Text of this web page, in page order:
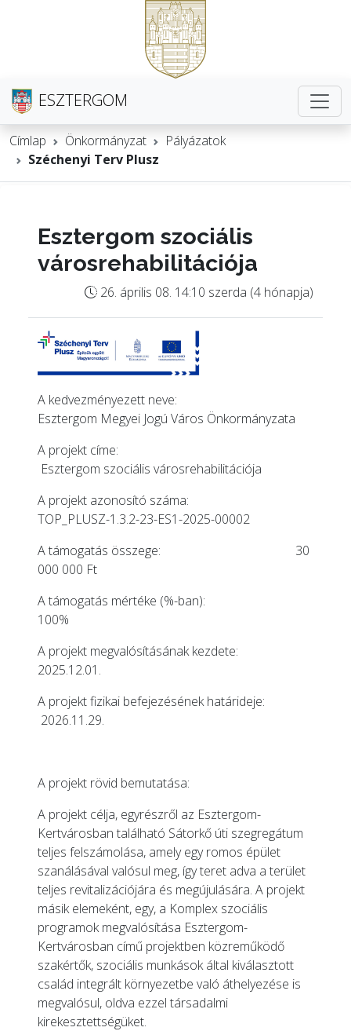
ESZTERGOM
Címlap Önkormányzat
Pályázatok
Széchenyi Terv Plusz
Esztergom szociális
városrehabilitációja
26. április 08. 14:10 szerda (4 hónapja)
A kedvezményezett neve:
Esztergom Megyei Jogú Város Önkormányzata
A projekt címe:
Esztergom szociális városrehabilitációja
A projekt azonosító száma:
TOP_PLUSZ-1.3.2-23-ES1-2025-00002
A támogatás összege: 30
000 000 Ft
A támogatás mértéke (%-ban):
100%
A projekt megvalósításának kezdete:
2025.12.01.
A projekt fizikai befejezésének határideje:
2026.11.29.
A projekt rövid bemutatása:
A projekt célja, egyrészről az Esztergom-
Kertvárosban található Sátorkő úti szegregátum
teljes felszámolása, amely egy romos épület
szanálásával valósul meg, így teret adva a terület
teljes revitalizációjára és megújulására. A projekt
másik elemeként, egy, a Komplex szociális
programok megvalósítása Esztergom-
Kertvárosban című projektben közreműködő
szakértők, szociális munkások által kiválasztott
család integrált környezetbe való áthelyezése is
megvalósul, oldva ezzel társadalmi
kirekesztettségüket.